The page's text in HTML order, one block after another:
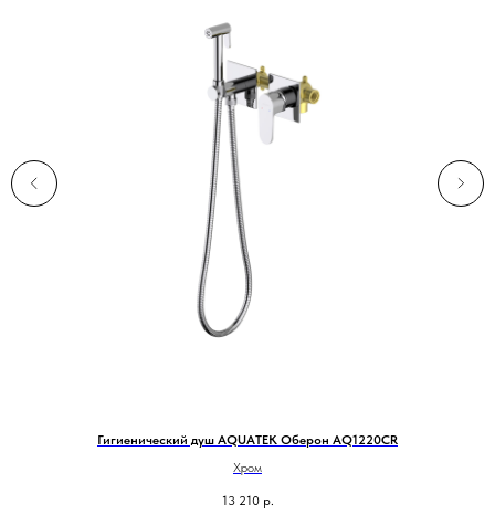
Гигиенический душ AQUATEK Оберон AQ1220CR
Хром
13 210 р.